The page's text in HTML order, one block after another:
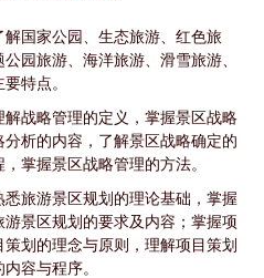
解国家公园、生态旅游、红色旅
园旅游、海洋旅游、滑雪旅游、
特点。
解战略管理的定义，掌握景区战略
析的内容，了解景区战略确定的
掌握景区战略管理的方法。
旅游景区规划的理论基础，掌握
景区规划的要求及内容；掌握项
划的理念与原则，理解项目策划
容与程序。